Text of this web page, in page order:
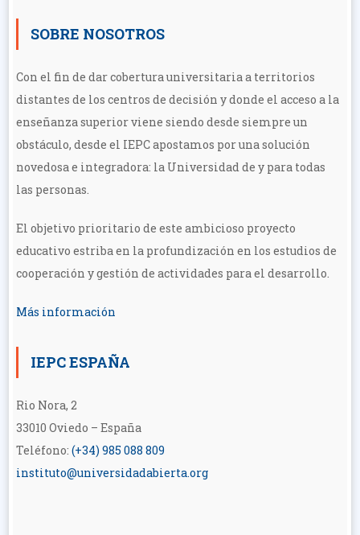
SOBRE NOSOTROS
Con el fin de dar cobertura universitaria a territorios
distantes de los centros de decisión y donde el acceso a la
enseñanza superior viene siendo desde siempre un
obstáculo, desde el IEPC apostamos por una solución
novedosa e integradora: la Universidad de y para todas
las personas.
El objetivo prioritario de este ambicioso proyecto
educativo estriba en la profundización en los estudios de
cooperación y gestión de actividades para el desarrollo.
Más información
IEPC ESPAÑA
Rio Nora, 2
33010 Oviedo – España
Teléfono:(+34) 985 088 809
instituto@universidadabierta.org